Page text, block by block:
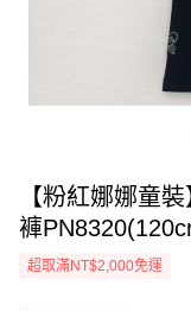
【粉紅娜娜童
褲
超取滿NT$2,000免運